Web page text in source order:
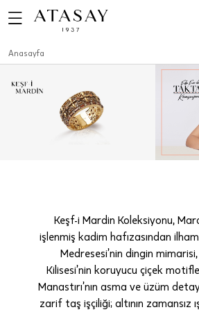
Anasayfa
Keşf-i Mardin Koleksiyonu,
işlenmiş kadim hafızasından
Medresesi’nin dingin
Kilisesi’nin koruyucu çiçek
Manastırı’nın asma ve üzüm
zarif taş işçiliği; altının zamansız